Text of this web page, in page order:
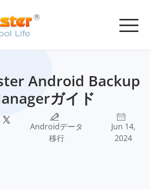
Android Backup
ガイド
Androidデータ
移行
Jun 14,
2024